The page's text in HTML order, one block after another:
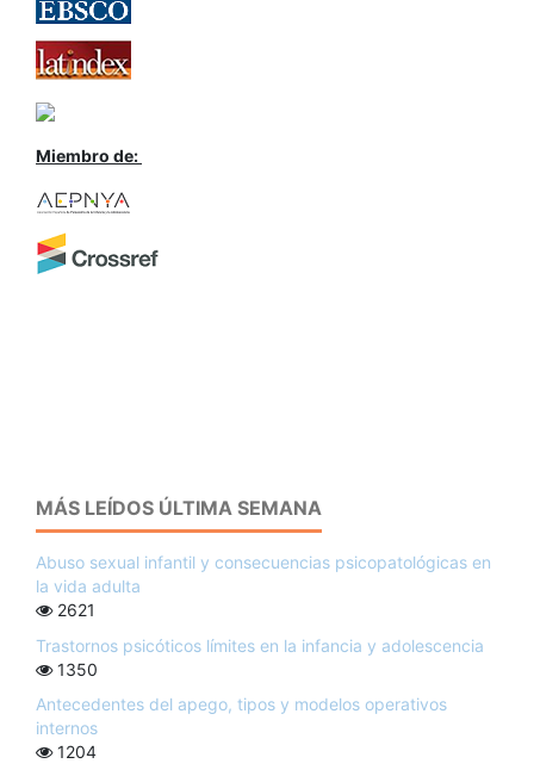
Miembro de:
MÁS LEÍDOS ÚLTIMA SEMANA
Abuso sexual infantil y consecuencias psicopatológicas en
la vida adulta
2621
Trastornos psicóticos límites en la infancia y adolescencia
1350
Antecedentes del apego, tipos y modelos operativos
internos
1204